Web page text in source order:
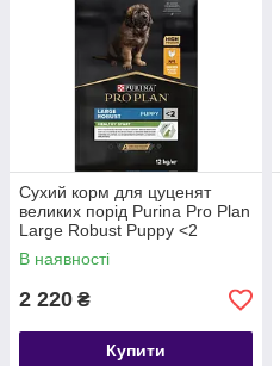
Сухий корм для цуценят
великих порід Purina Pro Plan
Large Robust Puppy <2
Healthy Start з куркою 12 кг
В наявності
2 220 ₴
Купити